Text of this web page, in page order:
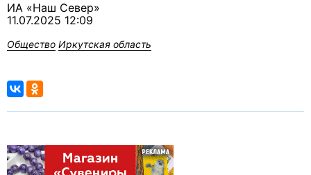
ИА «Наш Север»
11.07.2025 12:09
Общество Иркутская область